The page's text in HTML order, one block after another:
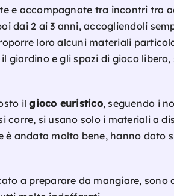
e accompagnate tra incontri
dai 2 ai 3 anni, accogliendoli
loro alcuni materiali
giardino e gli spazi di gioco
ilgioco euristico, seguendo i
corre, si usano solo i materiali a
è andata molto bene, hanno
a preparare da mangiare,